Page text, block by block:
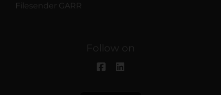
Filesender GARR
Follow on